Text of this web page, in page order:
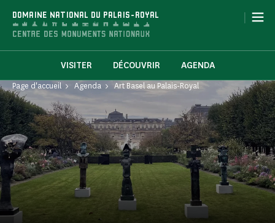
DOMAINE NATIONAL DU PALAIS-ROYAL |
VISITER DÉCOUVRIR AGENDA
Page d'accueil Agenda Art Basel au Palais-Royal